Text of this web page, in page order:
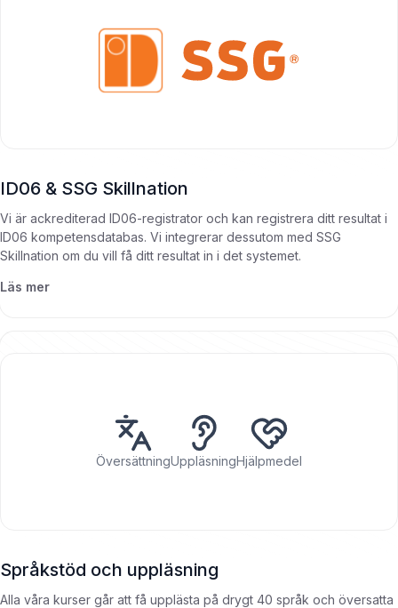
ID06 & SSG Skillnation
Vi är ackrediterad ID06-registrator och kan registrera ditt resultat i
ID06 kompetensdatabas. Vi integrerar dessutom med SSG
Skillnation om du vill få ditt resultat in i det systemet.
Läs mer
ÖversättningUppläsningHjälpmedel
Språkstöd och uppläsning
Alla våra kurser går att få upplästa på drygt 40 språk och översatta